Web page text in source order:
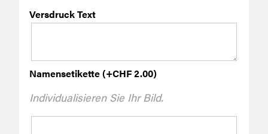
Versdruck Text
Namensetikette(+CHF2.00)
Individualisieren Sie Ihr Bild.